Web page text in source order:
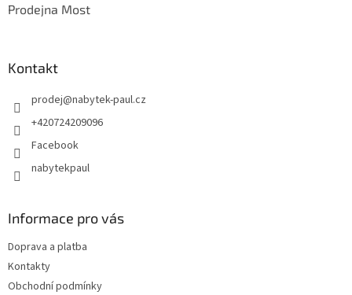
Prodejna Most
Kontakt
prodej@nabytek-paul.cz
+420724209096
Facebook
nabytekpaul
Informace pro vás
Doprava a platba
Kontakty
Obchodní podmínky